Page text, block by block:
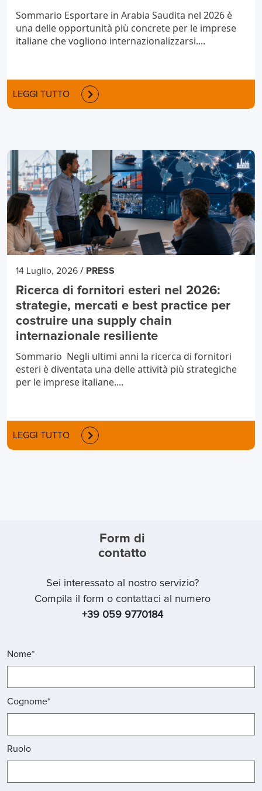
Sommario Esportare in Arabia Saudita nel 2026 è
una delle opportunità più concrete per le imprese
italiane che vogliono internazionalizzarsi....
LEGGI TUTTO
14 Luglio, 2026 / PRESS
Ricerca di fornitori esteri nel 2026:
strategie, mercati e best practice per
costruire una supply chain
internazionale resiliente
Sommario Negli ultimi anni la ricerca di fornitori
esteri è diventata una delle attività più strategiche
per le imprese italiane....
LEGGI TUTTO
Form di
contatto
Sei interessato al nostro servizio?
Compila il form o contattaci al numero
+39 059 9770184
Nome*
Cognome*
Ruolo